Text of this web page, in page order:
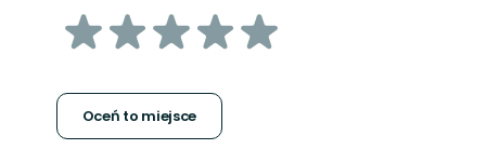
z
gwiazdek
Oceń to miejsce